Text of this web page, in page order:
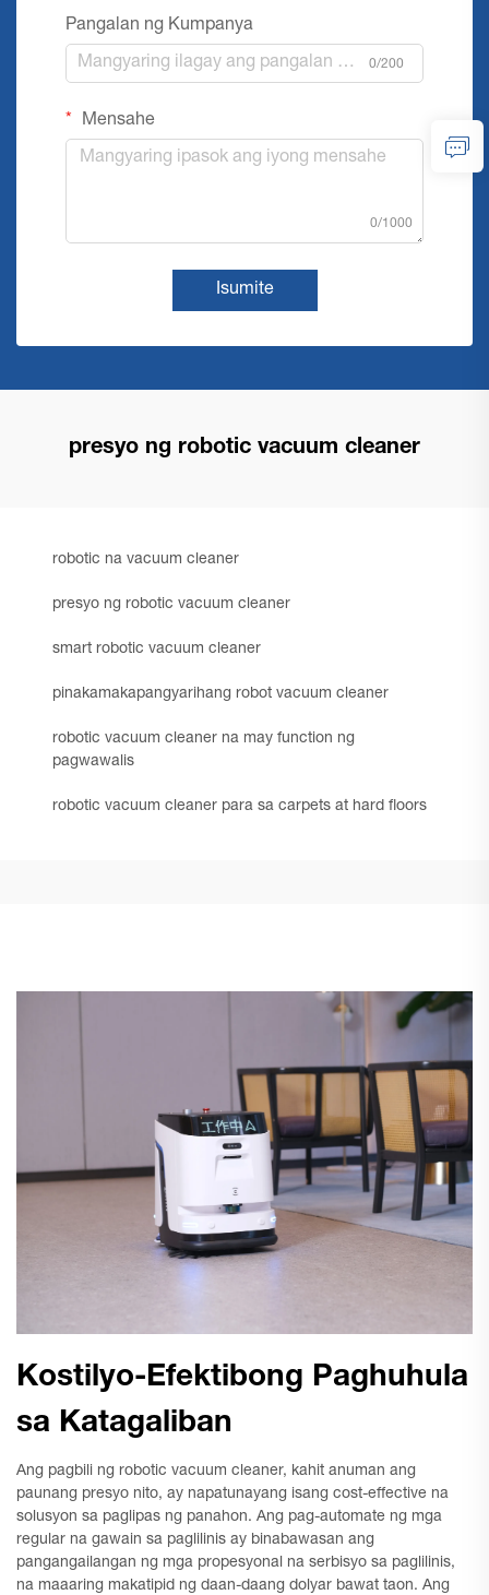
Pangalan ng Kumpanya
0/200
Mensahe
0/1000
Isumite
presyo ng robotic vacuum cleaner
robotic na vacuum cleaner
presyo ng robotic vacuum cleaner
smart robotic vacuum cleaner
pinakamakapangyarihang robot vacuum cleaner
robotic vacuum cleaner na may function ng
pagwawalis
robotic vacuum cleaner para sa carpets at hard floors
Kostilyo-Efektibong Paghuhula
sa Katagaliban
Ang pagbili ng robotic vacuum cleaner, kahit anuman ang
paunang presyo nito, ay napatunayang isang cost-effective na
solusyon sa paglipas ng panahon. Ang pag-automate ng mga
regular na gawain sa paglilinis ay binabawasan ang
pangangailangan ng mga propesyonal na serbisyo sa paglilinis,
na maaaring makatipid ng daan-daang dolyar bawat taon. Ang